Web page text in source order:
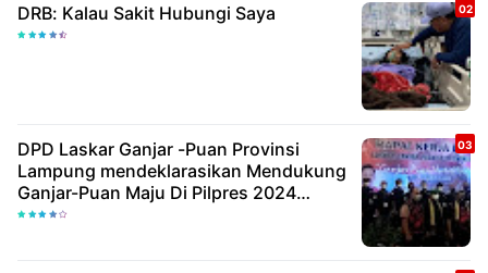
DRB: Kalau Sakit Hubungi Saya
DPD Laskar Ganjar -Puan Provinsi
Lampung mendeklarasikan Mendukung
Ganjar-Puan Maju Di Pilpres 2024
Mendatang